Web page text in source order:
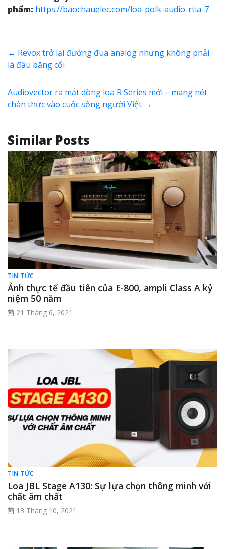
phẩm: https://baochauelec.com/loa-polk-audio-rtia-7
← Revox trở lại đường đua analog nhưng không phải
là đầu băng cối
Audiovector ra mắt dòng loa R Series mới – mang nét
chân thực vào cuộc sống người Việt →
Similar Posts
TIN TỨC
Ảnh thực tế đầu tiên của E-800, ampli Class A kỷ
niệm 50 năm
21 Tháng 6, 2021
TIN TỨC
Loa JBL Stage A130: Sự lựa chọn thông minh với
chất âm chất
13 Tháng 10, 2021